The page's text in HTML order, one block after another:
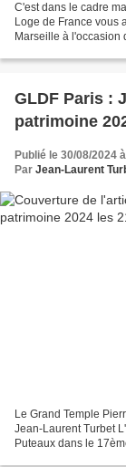
C'est dans le cadre
Loge de France vous
Marseille à l'occasion
GLDF Paris :
patrimoine
Publié le 30/08/2024
Par Jean-Laurent
Le Grand Temple
Jean-Laurent Turbet
Puteaux dans le